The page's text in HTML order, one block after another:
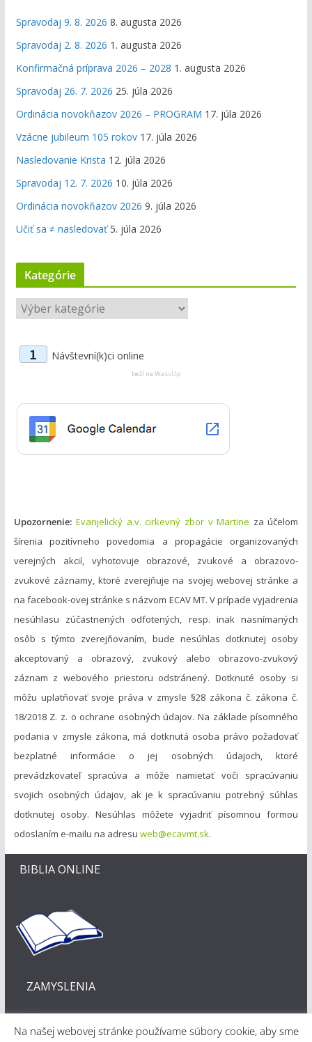
Spravodaj 9. 8. 2026 8. augusta 2026
Spravodaj 2. 8. 2026 1. augusta 2026
Konfirmačná príprava 2026 – 2028 1. augusta 2026
Spravodaj 26. 7. 2026 25. júla 2026
Ordinácia novokňazov 2026 – PROGRAM 17. júla 2026
Vzácne jubileum 105 rokov 17. júla 2026
Nasledovanie Krista 12. júla 2026
Spravodaj 12. 7. 2026 10. júla 2026
Ordinácia novokňazov 2026 9. júla 2026
Učiť sa ≠ nasledovať 5. júla 2026
Kategórie
K
e
r
1 Návštevní(k)ci online
beží na WassUp
Upozornenie: Evanjelický a.v. cirkevný zbor v Martine za účelom
šírenia pozitívneho povedomia a propagácie organizovaných
verejných akcií, vyhotovuje obrazové, zvukové a obrazovo-
zvukové záznamy, ktoré zverejňuje na svojej webovej stránke a
na facebook-ovej stránke s názvom ECAV MT. V prípade vyjadrenia
nesúhlasu zúčastnených odfotených, resp. inak nasnímaných
osôb s týmto zverejňovaním, bude nesúhlas dotknutej osoby
akceptovaný a obrazový, zvukový alebo obrazovo-zvukový
záznam z webového priestoru odstránený. Dotknuté osoby si
môžu uplatňovať svoje práva v zmysle §28 zákona č. zákona č.
18/2018 Z. z. o ochrane osobných údajov. Na základe písomného
podania v zmysle zákona, má dotknutá osoba právo požadovať
bezplatné informácie o jej osobných údajoch, ktoré
prevádzkovateľ spracúva a môže namietať voči spracúvaniu
svojich osobných údajov, ak je k spracúvaniu potrebný súhlas
dotknutej osoby. Nesúhlas môžete vyjadriť písomnou formou
odoslaním e-mailu na adresu web@ecavmt.sk.
BIBLIA ONLINE
ZAMYSLENIA
Na našej webovej stránke používame súbory cookie, aby sme